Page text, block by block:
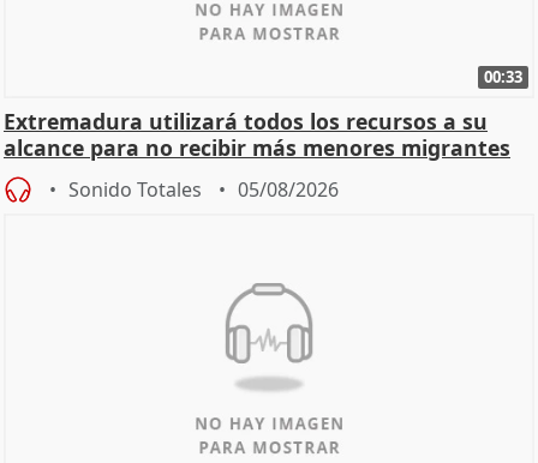
00:33
Extremadura utilizará todos los recursos a su
alcance para no recibir más menores migrantes
Sonido Totales 05/08/2026